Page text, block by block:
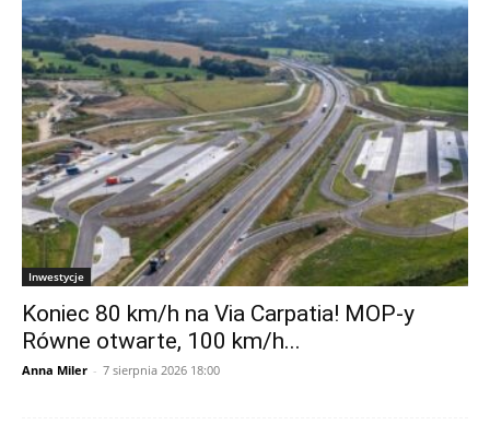
Inwestycje
Koniec 80 km/h na Via Carpatia! MOP-y
Równe otwarte, 100 km/h...
Anna Miler - 7 sierpnia 2026 18:00